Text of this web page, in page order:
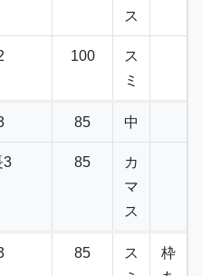
ス
100
ス
ミ
85 中
3 85
カ
マ
ス
85
ス
枠